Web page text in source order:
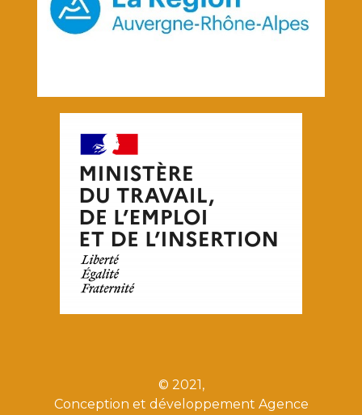
© 2021,
Conception et développement Agence